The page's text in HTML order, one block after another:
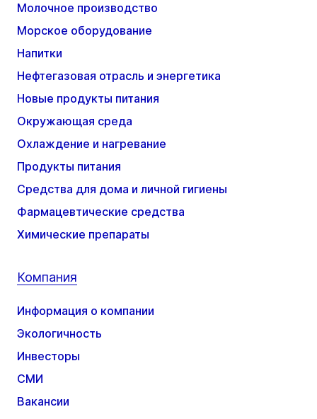
Молочное производство
Морское оборудование
Напитки
Нефтегазовая отрасль и энергетика
Новые продукты питания
Окружающая среда
Охлаждение и нагревание
Продукты питания
Средства для дома и личной гигиены
Фармацевтические средства
Химические препараты
Компания
Информация о компании
Экологичность
Инвесторы
СМИ
Вакансии